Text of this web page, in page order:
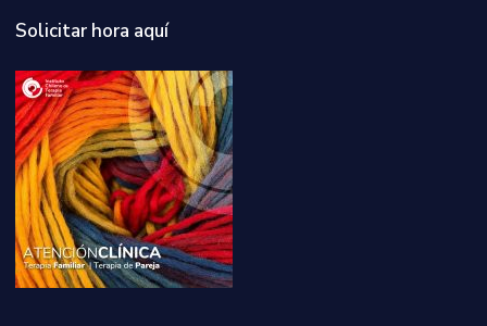
Solicitar hora aquí